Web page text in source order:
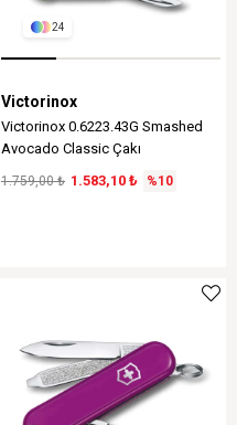
24
Victorinox
Victorinox 0.6223.43G Smashed
Avocado Classic Çakı
1.583,10 ₺
1.759,00 ₺ %10